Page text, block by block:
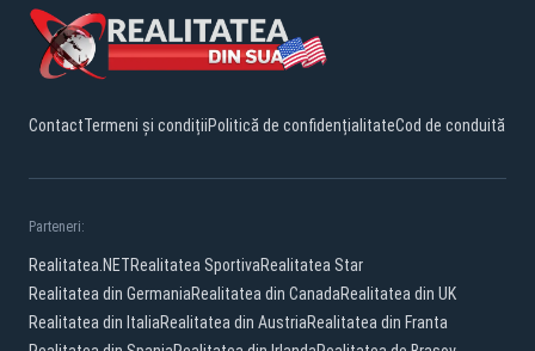
ContactTermeni și condițiiPolitică de confidențialitateCod de conduită
Parteneri:
Realitatea.NETRealitatea SportivaRealitatea Star
Realitatea din GermaniaRealitatea din CanadaRealitatea din UK
Realitatea din ItaliaRealitatea din AustriaRealitatea din Franta